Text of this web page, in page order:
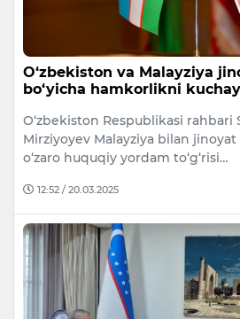
O‘zbekiston va Malayziya
bo‘yicha hamkorlikni
O‘zbekiston Respublikasi rahbari
Mirziyoyev Malayziya bilan jinoyat
o‘zaro huquqiy yordam to‘g‘risi…
12:52 / 20.03.2025